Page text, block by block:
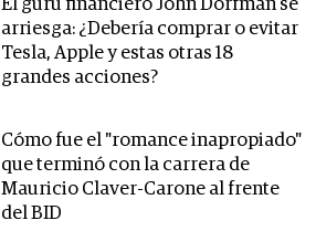
El gurú financiero John Dorfman se
arriesga: ¿Debería comprar o evitar
Tesla, Apple y estas otras 18
grandes acciones?
Cómo fue el "romance inapropiado"
que terminó con la carrera de
Mauricio Claver-Carone al frente
del BID